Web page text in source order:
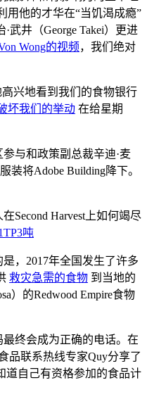
用他的才华在“当饥渴成瘾”
武井（George Takei）更进
Wong的视频，我们绝对
兴地看到我们的食物银行
坏我们的举动 在给星期
与和政策副总裁辛迪·麦
装将Adobe Building降下。
Second Harvest上如何竭尽
吨
是，2017年全国发生了许多
救灾急需的食物 到当地的
）的Redwood Empire食物
终会成为正确的电话。在
品联系热线专家Quy分享了
道自己有资格参加的食品计